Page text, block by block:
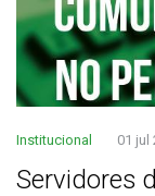
Institucional 01 jul
Servidores